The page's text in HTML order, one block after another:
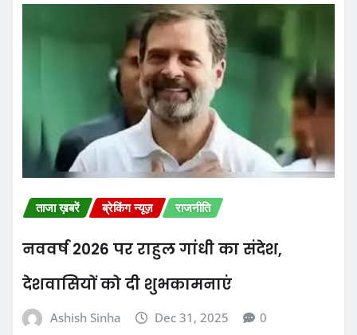
ताजा ख़बरें ब्रेकिंग न्यूज़ राजनीति
नववर्ष 2026 पर राहुल गांधी का संदेश,
देशवासियों को दी शुभकामनाएं
Ashish Sinha Dec 31, 2025 0